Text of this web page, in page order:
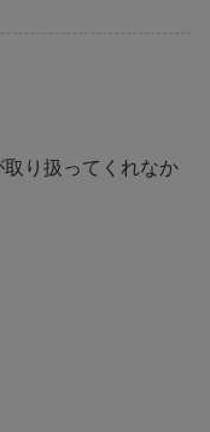
り扱ってくれなか